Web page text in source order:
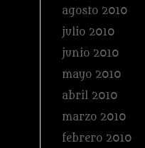
agosto 2010
julio 2010
junio 2010
mayo 2010
abril 2010
marzo 2010
febrero 2010